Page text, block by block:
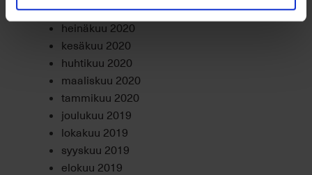
elokuu 2020
heinäkuu 2020
kesäkuu 2020
huhtikuu 2020
maaliskuu 2020
tammikuu 2020
joulukuu 2019
lokakuu 2019
syyskuu 2019
elokuu 2019